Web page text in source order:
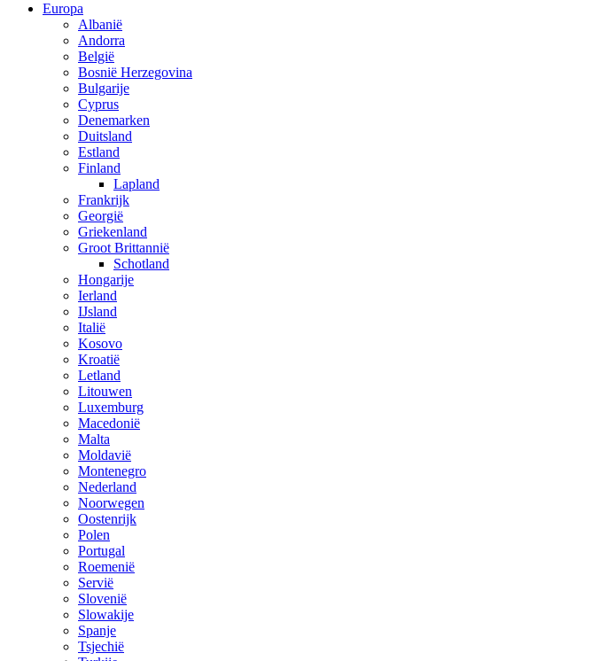
Europa
Albanië
Andorra
België
Bosnië Herzegovina
Bulgarije
Cyprus
Denemarken
Duitsland
Estland
Finland
Lapland
Frankrijk
Georgië
Griekenland
Groot Brittannië
Schotland
Hongarije
Ierland
IJsland
Italië
Kosovo
Kroatië
Letland
Litouwen
Luxemburg
Macedonië
Malta
Moldavië
Montenegro
Nederland
Noorwegen
Oostenrijk
Polen
Portugal
Roemenië
Servië
Slovenië
Slowakije
Spanje
Tsjechië